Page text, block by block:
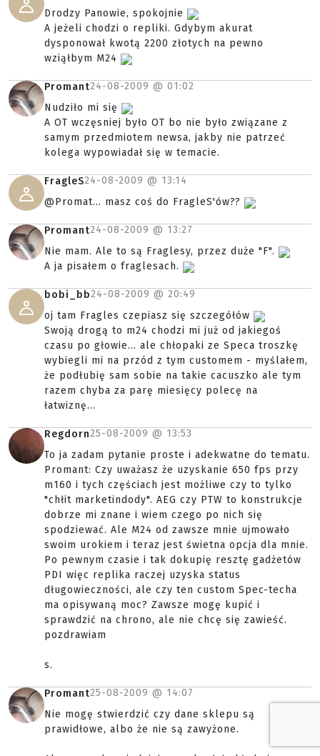
Drodzy Panowie, spokojnie
A jeżeli chodzi o repliki. Gdybym akurat
dysponował kwotą 2200 złotych na pewno
wziąłbym M24
Promant24-08-2009 @ 01:02
Nudziło mi się
A OT wczęsniej było OT bo nie było związane z
samym przedmiotem newsa, jakby nie patrzeć
kolega wypowiadał się w temacie.
FragleS24-08-2009 @ 13:14
@Promat... masz coś do FragleS'ów??
Promant24-08-2009 @ 13:27
Nie mam. Ale to są Fraglesy, przez duże "F".
A ja pisałem o fraglesach.
bobi_bb24-08-2009 @ 20:49
oj tam Fragles czepiasz się szczegółów
Swoją drogą to m24 chodzi mi już od jakiegoś
czasu po głowie... ale chłopaki ze Speca troszkę
wybiegli mi na przód z tym customem - myślałem,
że podłubię sam sobie na takie cacuszko ale tym
razem chyba za parę miesięcy polecę na
łatwiznę...
Regdorn25-08-2009 @ 13:53
To ja zadam pytanie proste i adekwatne do tematu.
Promant: Czy uważasz że uzyskanie 650 fps przy
m160 i tych częściach jest możliwe czy to tylko
"chłit marketindody". AEG czy PTW to konstrukcje
dobrze mi znane i wiem czego po nich się
spodziewać. Ale M24 od zawsze mnie ujmowało
swoim urokiem i teraz jest świetna opcja dla mnie.
Po pewnym czasie i tak dokupię resztę gadżetów
PDI więc replika raczej uzyska status
długowieczności, ale czy ten custom Spec-techa
ma opisywaną moc? Zawsze mogę kupić i
sprawdzić na chrono, ale nie chcę się zawieść.
pozdrawiam
s.
Promant25-08-2009 @ 14:07
Nie mogę stwierdzić czy dane sklepu są
prawidłowe, albo że nie są zawyżone.